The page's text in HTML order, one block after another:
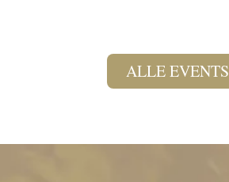
ALLE EVENTS